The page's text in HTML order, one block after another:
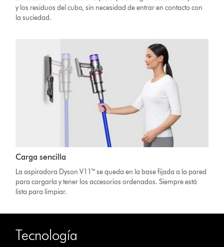
y los residuos del cubo, sin necesidad de entrar en contacto con
la suciedad.
Carga sencilla
La aspiradora Dyson V11™ se queda en la base fijada a la pared
para cargarla y tener los accesorios ordenados. Siempre está
lista para limpiar.
Tecnología